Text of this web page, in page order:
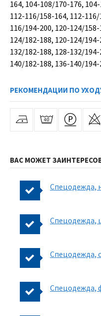
164, 104-108/170-176,
112-116/158-164, 112-
116/194-200, 120-124/
124/182-188, 120-124/
132/182-188, 128-132/
140/182-188, 136-140/
РЕКОМЕНДАЦИИ ПО
ВАС МОЖЕТ
Спецодежда,
Спецодежда,
Спецодежда,
Спецодежда,